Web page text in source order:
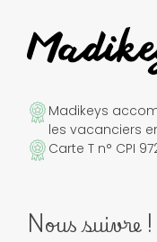
Madikeys
les vacanciers
Carte T n° CPI
Nous suivre !